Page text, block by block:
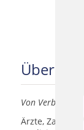
Über uns
Von
Ärzte,